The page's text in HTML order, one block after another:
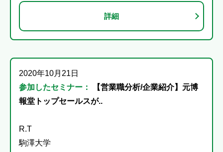
詳細
2020年10月21日
参加したセミナー：
【営業職分析/企業紹介】元博
報堂トップセールスが..
R.T
駒澤大学